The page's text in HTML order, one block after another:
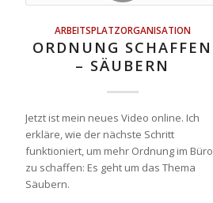
ARBEITSPLATZORGANISATION
ORDNUNG SCHAFFEN
– SÄUBERN
Jetzt ist mein neues Video online. Ich
erkläre, wie der nächste Schritt
funktioniert, um mehr Ordnung im Büro
zu schaffen: Es geht um das Thema
Säubern.